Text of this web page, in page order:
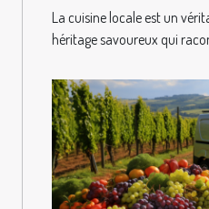
où les trouver
La cuisine locale est un
héritage savoureux qui